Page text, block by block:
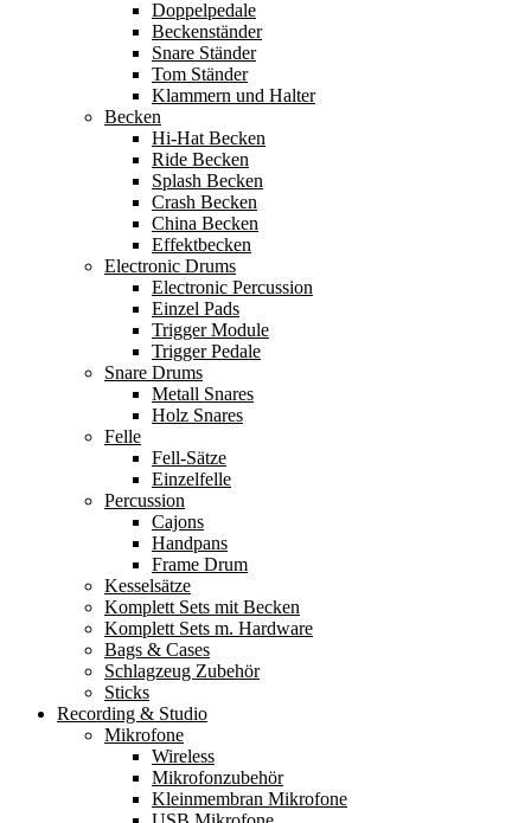
Doppelpedale
Beckenständer
Snare Ständer
Tom Ständer
Klammern und Halter
Becken
Hi-Hat Becken
Ride Becken
Splash Becken
Crash Becken
China Becken
Effektbecken
Electronic Drums
Electronic Percussion
Einzel Pads
Trigger Module
Trigger Pedale
Snare Drums
Metall Snares
Holz Snares
Felle
Fell-Sätze
Einzelfelle
Percussion
Cajons
Handpans
Frame Drum
Kesselsätze
Komplett Sets mit Becken
Komplett Sets m. Hardware
Bags & Cases
Schlagzeug Zubehör
Sticks
Recording & Studio
Mikrofone
Wireless
Mikrofonzubehör
Kleinmembran Mikrofone